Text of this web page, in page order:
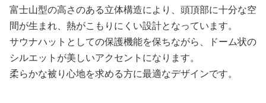
富士山型の高さのある立体構造により、頭頂部に十分な空
間が生まれ、熱がこもりにくい設計となっています。
サウナハットとしての保護機能を保ちながら、ドーム状の
シルエットが美しいアクセントになります。
柔らかな被り心地を求める方に最適なデザインです。